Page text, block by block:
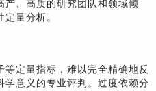
产、高质的研究团队和领域倾
量分析。
定量指标，难以完全精确地反
学意义的专业评判。过度依赖分